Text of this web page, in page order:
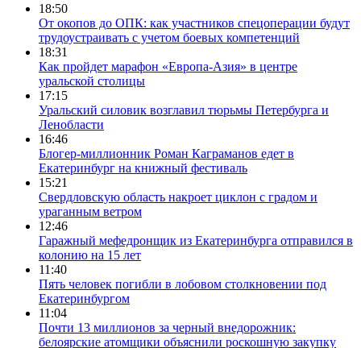
18:50
От окопов до ОПК: как участников спецоперации будут
трудоустраивать с учетом боевых компетенций
18:31
Как пройдет марафон «Европа-Азия» в центре
уральской столицы
17:15
Уральский силовик возглавил тюрьмы Петербурга и
Ленобласти
16:46
Блогер-миллионник Роман Каграманов едет в
Екатеринбург на книжный фестиваль
15:21
Свердловскую область накроет циклон с градом и
ураганным ветром
12:46
Гаражный мефедронщик из Екатеринбурга отправился в
колонию на 15 лет
11:40
Пять человек погибли в лобовом столкновении под
Екатеринбургом
11:04
Почти 13 миллионов за черный внедорожник:
белоярские атомщики объяснили роскошную закупку